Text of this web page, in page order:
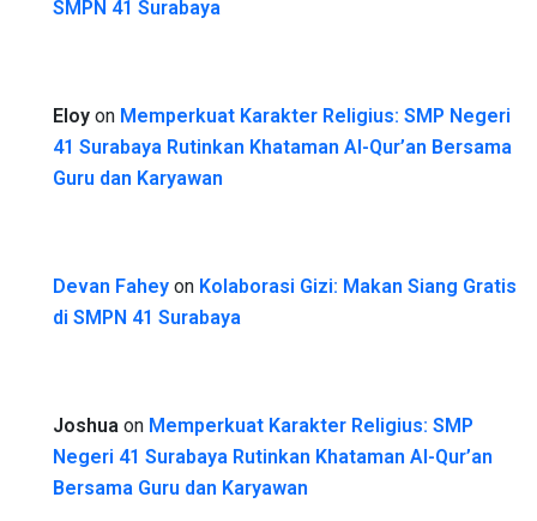
SMPN 41 Surabaya
Eloy on Memperkuat Karakter Religius: SMP Negeri
41 Surabaya Rutinkan Khataman Al-Qur’an Bersama
Guru dan Karyawan
Devan Fahey on Kolaborasi Gizi: Makan Siang Gratis
di SMPN 41 Surabaya
Joshua on Memperkuat Karakter Religius: SMP
Negeri 41 Surabaya Rutinkan Khataman Al-Qur’an
Bersama Guru dan Karyawan